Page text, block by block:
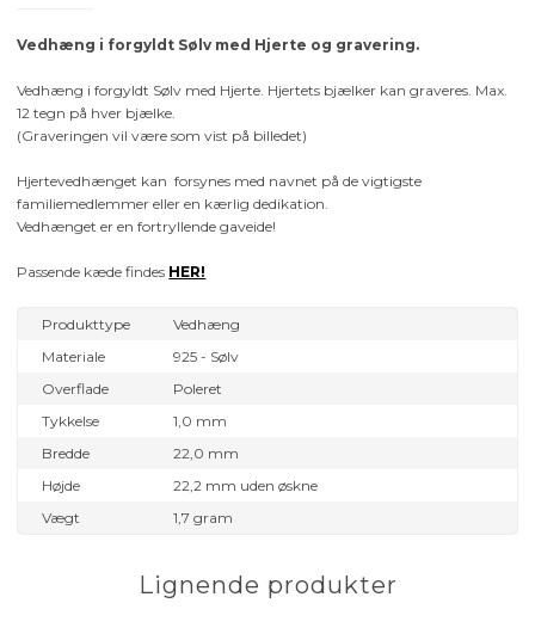
Vedhæng i forgyldt Sølv med Hjerte og gravering.
Vedhæng i forgyldt Sølv med Hjerte. Hjertets bjælker kan graveres. Max.
12 tegn på hver bjælke.
(Graveringen vil være som vist på billedet)
Hjertevedhænget kan forsynes med navnet på de vigtigste
familiemedlemmer eller en kærlig dedikation.
Vedhænget er en fortryllende gaveide!
Passende kæde findes HER!
Produkttype
Vedhæng
Materiale
925 - Sølv
Overflade
Poleret
Tykkelse
1,0 mm
Bredde
22,0 mm
Højde
22,2 mm uden øskne
Vægt
1,7 gram
Lignende produkter